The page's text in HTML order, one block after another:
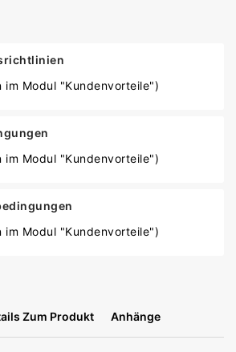
im Modul "Kundenvorteile")
im Modul "Kundenvorteile")
im Modul "Kundenvorteile")
Zum Produkt Anhänge